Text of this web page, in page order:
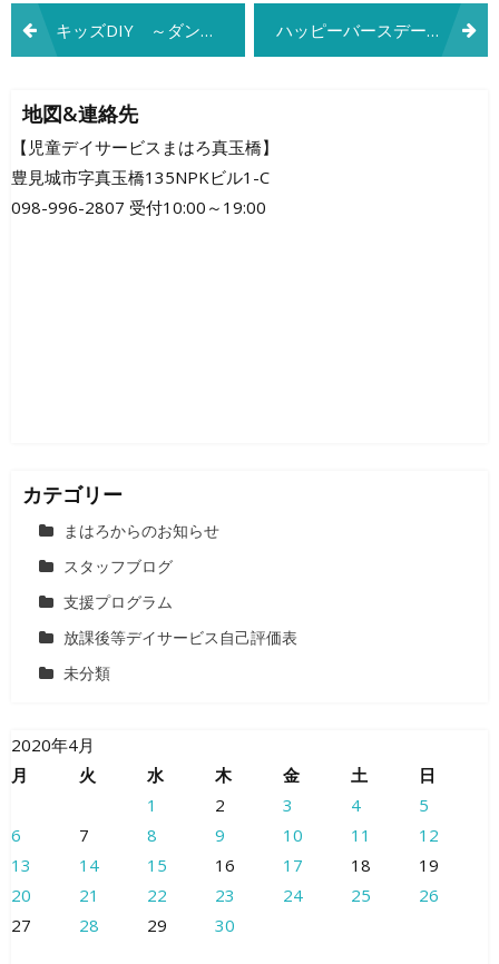
投
稿
ナ
ビ
ゲ
キッズDIY ～ダンボール～ ハッピーバースデー
地図&連絡先
【児童デイサービスまはろ真玉橋】
豊見城市字真玉橋135NPKビル1-C
098-996-2807 受付10:00～19:00
カテゴリー
まはろからのお知らせ
スタッフブログ
支援プログラム
放課後等デイサービス自己評価表
未分類
2020年4月
月
火 水 木 金 土
日
1
2 3 4
5
6
7 8 9 10 11
12
13
14 15 16 17 18
19
20
21 22 23 24 25
26
27
28 29 30